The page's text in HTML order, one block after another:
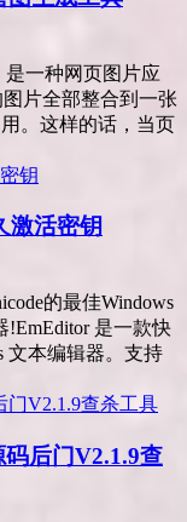
是一种网页图片应
片全部整合到一张
。这样的话，当页
激活密钥
的最佳Windows
是一款快
文本编辑器。支持
后门V2.1.9查